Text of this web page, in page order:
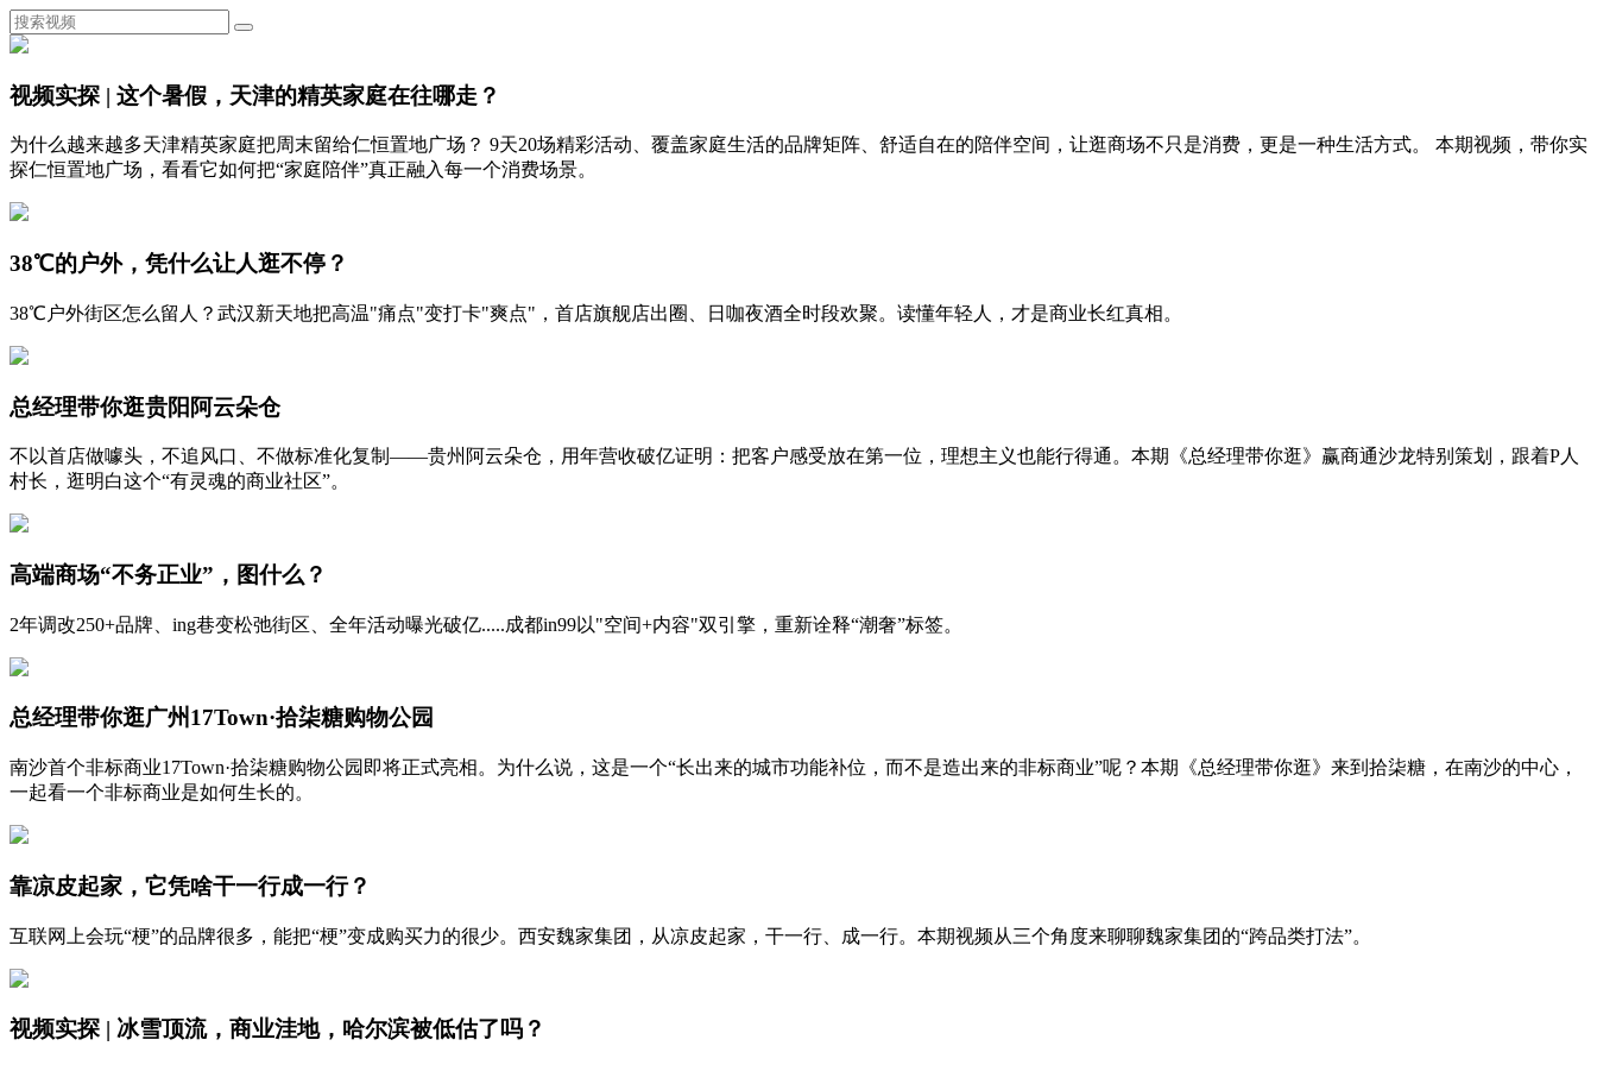
视频实探 | 这个暑假，天津的精英家庭在往哪走？
为什么越来越多天津精英家庭把周末留给仁恒置地广场？ 9天20场精彩活动、覆盖家庭生活的品牌矩阵、舒适自在的陪伴空间，让逛商场不只是消费，更是一种生活方式。 本期视频，带你实
探仁恒置地广场，看看它如何把“家庭陪伴”真正融入每一个消费场景。
38℃的户外，凭什么让人逛不停？
38℃户外街区怎么留人？武汉新天地把高温"痛点"变打卡"爽点"，首店旗舰店出圈、日咖夜酒全时段欢聚。读懂年轻人，才是商业长红真相。
总经理带你逛贵阳阿云朵仓
不以首店做噱头，不追风口、不做标准化复制——贵州阿云朵仓，用年营收破亿证明：把客户感受放在第一位，理想主义也能行得通。本期《总经理带你逛》赢商通沙龙特别策划，跟着P人
村长，逛明白这个“有灵魂的商业社区”。
高端商场“不务正业”，图什么？
2年调改250+品牌、ing巷变松弛街区、全年活动曝光破亿.....成都in99以"空间+内容"双引擎，重新诠释“潮奢”标签。
总经理带你逛广州17Town·拾柒糖购物公园
南沙首个非标商业17Town·拾柒糖购物公园即将正式亮相。为什么说，这是一个“长出来的城市功能补位，而不是造出来的非标商业”呢？本期《总经理带你逛》来到拾柒糖，在南沙的中心，
一起看一个非标商业是如何生长的。
靠凉皮起家，它凭啥干一行成一行？
互联网上会玩“梗”的品牌很多，能把“梗”变成购买力的很少。西安魏家集团，从凉皮起家，干一行、成一行。本期视频从三个角度来聊聊魏家集团的“跨品类打法”。
视频实探 | 冰雪顶流，商业洼地，哈尔滨被低估了吗？